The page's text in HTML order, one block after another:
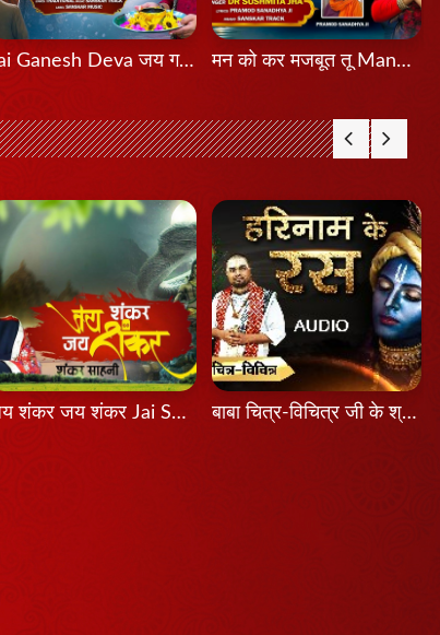
Jai Ganesh Deva जय गणेश देवा मन को कर मजबूत तू Mann Ko Kar Majboot Tu
जय शंकर जय शंकर Jai Shankar Jai Shankar बाबा चित्र-विचित्र जी के श्री मुख से श्रवण कीजिए श्रीकृष्ण का यह भजन...हरिनाम के रस...latest Bhajan